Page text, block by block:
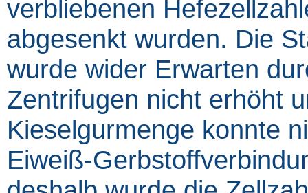
verbliebenen
abgesenkt wurden. Die
wurde wider Erwarten
Zentrifugen nicht erhöht
Kieselgurmenge konnte
Eiweiß-